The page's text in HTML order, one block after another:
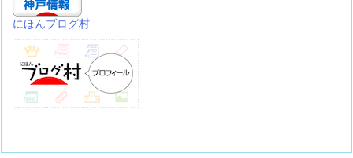
にほんブログ村